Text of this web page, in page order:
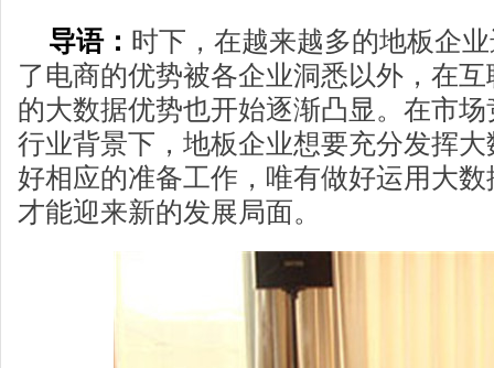
导语： 时下，在越来越多的地板企
了电商的优势被各企业洞悉以外，在
的大数据优势也开始逐渐凸显。在市
行业背景下，地板企业想要充分发挥
好相应的准备工作，唯有做好运用大
才能迎来新的发展局面。